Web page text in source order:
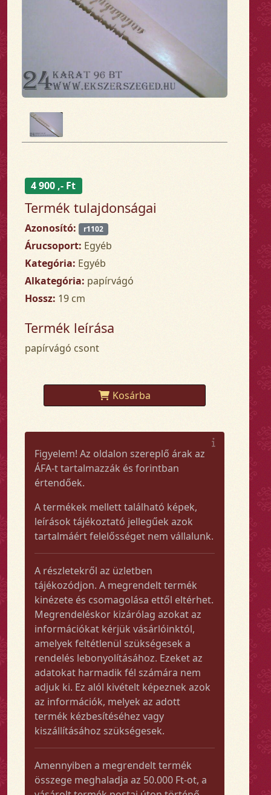
4 900 ,- Ft
Termék tulajdonságai
Azonosító: r1102
Árucsoport: Egyéb
Kategória: Egyéb
Alkategória: papírvágó
Hossz: 19 cm
Termék leírása
papírvágó csont
Kosárba
Figyelem! Az oldalon szereplő árak az
ÁFA-t tartalmazzák és forintban
értendőek.
A termékek mellett található képek,
leírások tájékoztató jellegűek azok
tartalmáért felelősséget nem vállalunk.
A részletekről az üzletben
tájékozódjon. A megrendelt termék
kinézete és csomagolása ettől eltérhet.
Megrendeléskor kizárólag azokat az
információkat kérjük vásárlóinktól,
amelyek feltétlenül szükségesek a
rendelés lebonyolításához. Ezeket az
adatokat harmadik fél számára nem
adjuk ki. Ez alól kivételt képeznek azok
az információk, melyek az adott
termék kézbesítéséhez vagy
kiszállításához szükségesek.
Amennyiben a megrendelt termék
összege meghaladja az 50.000 Ft-ot, a